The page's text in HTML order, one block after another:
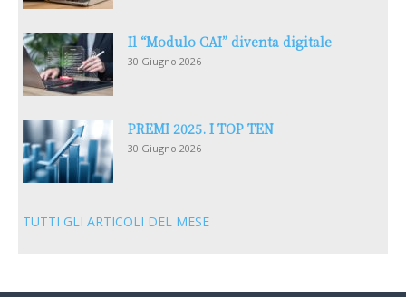
Il “Modulo CAI” diventa digitale
30 Giugno 2026
PREMI 2025. I TOP TEN
30 Giugno 2026
TUTTI GLI ARTICOLI DEL MESE